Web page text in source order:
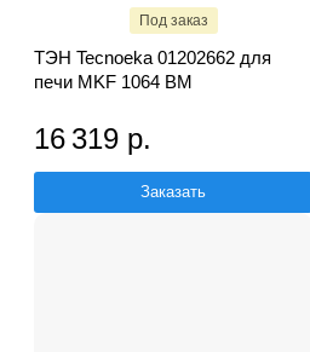
Под заказ
ТЭН Tecnoeka 01202662 для
печи MKF 1064 BM
16 319 р.
Заказать